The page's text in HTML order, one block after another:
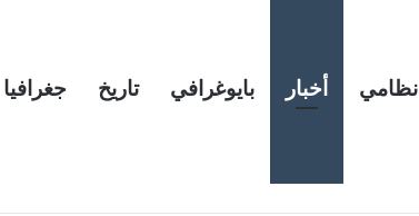
نظامي أخبار بايوغرافي تاريخ جغرافيا